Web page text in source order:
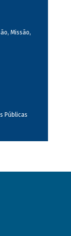
Missão,
Públicas